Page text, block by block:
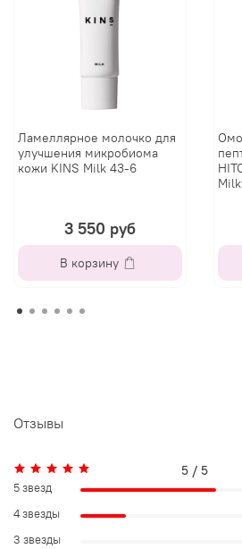
Ламеллярное молочко для
улучшения микробиома
кожи KINS Milk 43-6
3 550 руб
В корзину
Отзывы
5 / 5
5 звезд
4 звезды
3 звезды